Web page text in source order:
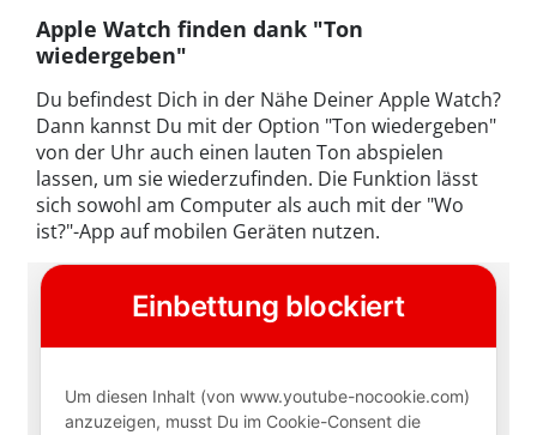
Apple Watch finden dank "Ton
wiedergeben"
Du befindest Dich in der Nähe Deiner Apple Watch?
Dann kannst Du mit der Option "Ton wiedergeben"
von der Uhr auch einen lauten Ton abspielen
lassen, um sie wiederzufinden. Die Funktion lässt
sich sowohl am Computer als auch mit der "Wo
ist?"-App auf mobilen Geräten nutzen.